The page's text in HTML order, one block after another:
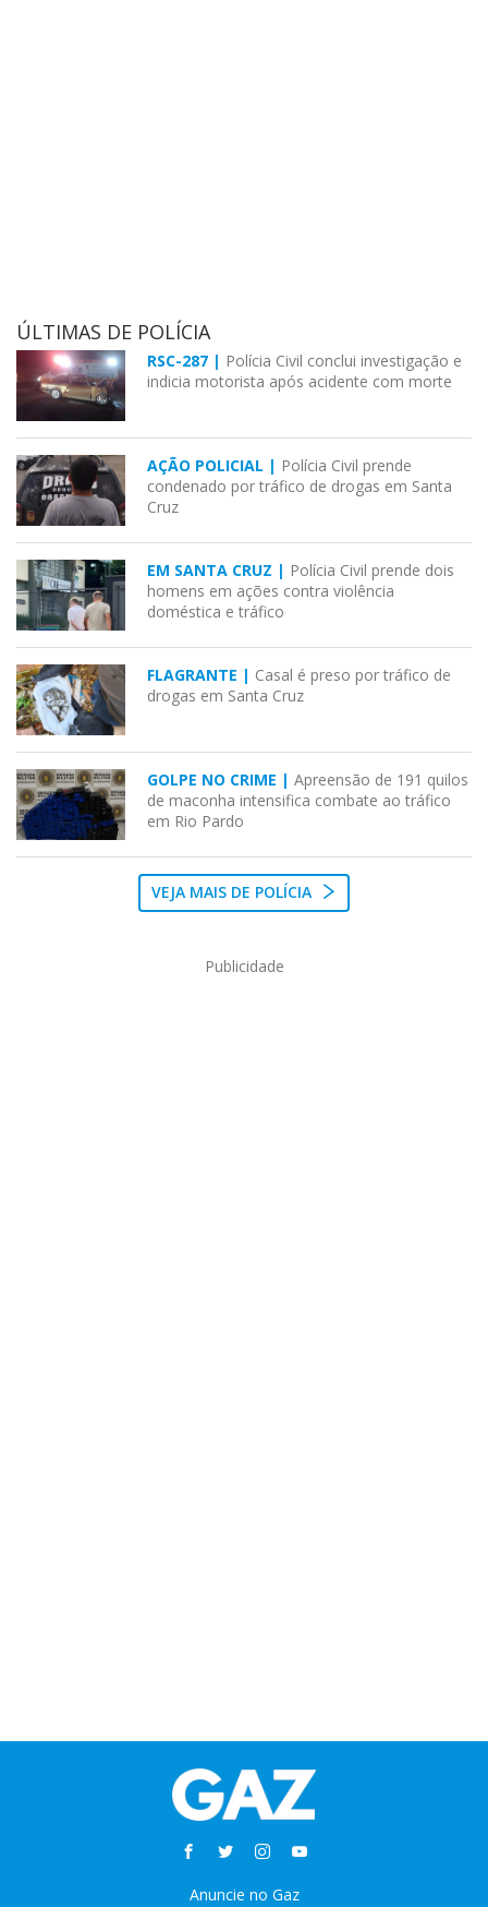
ÚLTIMAS DE POLÍCIA
RSC-287 | Polícia Civil conclui investigação e
indicia motorista após acidente com morte
AÇÃO POLICIAL | Polícia Civil prende
condenado por tráfico de drogas em Santa
Cruz
EM SANTA CRUZ | Polícia Civil prende dois
homens em ações contra violência
doméstica e tráfico
FLAGRANTE | Casal é preso por tráfico de
drogas em Santa Cruz
GOLPE NO CRIME | Apreensão de 191 quilos
de maconha intensifica combate ao tráfico
em Rio Pardo
VEJA MAIS DE POLÍCIA
Publicidade
Anuncie no Gaz